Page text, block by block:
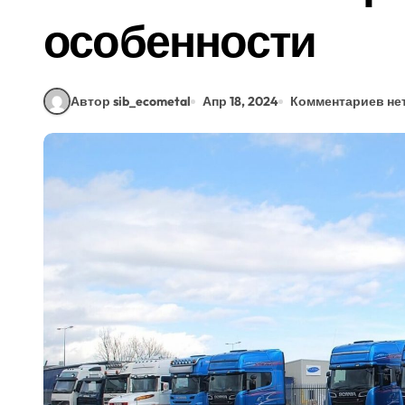
особенности
Автор sib_ecometal Апр 18, 2024 Комментариев